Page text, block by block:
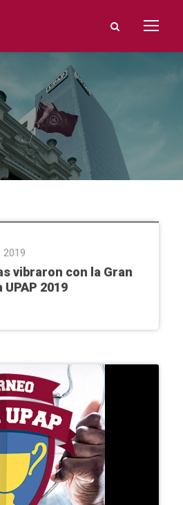
2019
vibraron con la Gran
UPAP 2019